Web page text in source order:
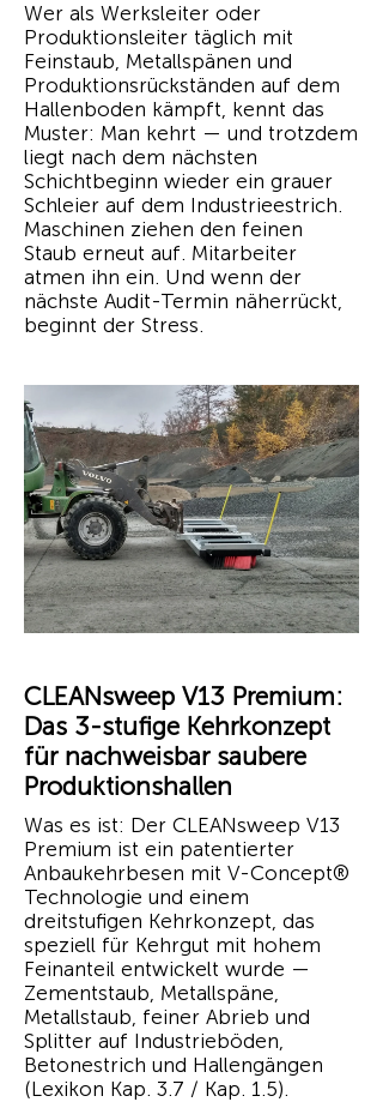
Wer als Werksleiter oder
Produktionsleiter täglich mit
Feinstaub, Metallspänen und
Produktionsrückständen auf dem
Hallenboden kämpft, kennt das
Muster: Man kehrt — und trotzdem
liegt nach dem nächsten
Schichtbeginn wieder ein grauer
Schleier auf dem Industrieestrich.
Maschinen ziehen den feinen
Staub erneut auf. Mitarbeiter
atmen ihn ein. Und wenn der
nächste Audit-Termin näherrückt,
beginnt der Stress.
CLEANsweep V13 Premium:
Das 3-stufige Kehrkonzept
für nachweisbar saubere
Produktionshallen
Was es ist: Der CLEANsweep V13
Premium ist ein patentierter
Anbaukehrbesen mit V-Concept®
Technologie und einem
dreitstufigen Kehrkonzept, das
speziell für Kehrgut mit hohem
Feinanteil entwickelt wurde —
Zementstaub, Metallspäne,
Metallstaub, feiner Abrieb und
Splitter auf Industrieböden,
Betonestrich und Hallengängen
(Lexikon Kap. 3.7 / Kap. 1.5).